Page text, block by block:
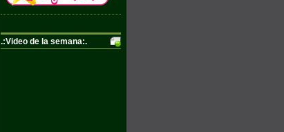
.:Video de la semana:.